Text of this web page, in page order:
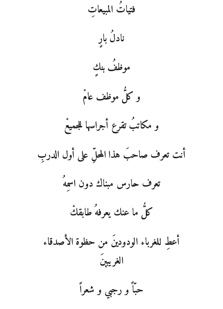
فتياتُ المبيعاتِ
نادلُ بارٍ
موظفُ بنكٍ
و كلُّ موظف عامْ
و مكاتبُ تقرع أجراسها للجميعْ
أنت تعرف صاحبَ هذا المحلِّ على أول الدربِ
تعرف حارس مبناك دون اسمِهُ
كلُّ ما عنك يعرفهُ طابقكْ
أعطِ للغرباء الودودينَ من حظوة الأصدقاء
الغريبينَ
حبّاً و رجبي و شعراً